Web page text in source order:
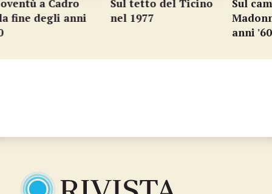
a Cadro
degli anni
Sul tetto del Ticino
nel 1977
Sul campo
Madonnina
anni '60